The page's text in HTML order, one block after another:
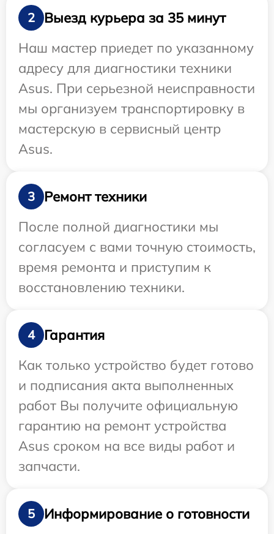
2
Выезд курьера за 35 минут
Наш мастер приедет по указанному
адресу для диагностики техники
Asus. При серьезной неисправности
мы организуем транспортировку в
мастерскую в сервисный центр
Asus.
3
Ремонт техники
После полной диагностики мы
согласуем с вами точную стоимость,
время ремонта и приступим к
восстановлению техники.
4
Гарантия
Как только устройство будет готово
и подписания акта выполненных
работ Вы получите официальную
гарантию на ремонт устройства
Asus сроком на все виды работ и
запчасти.
5
Информирование о готовности